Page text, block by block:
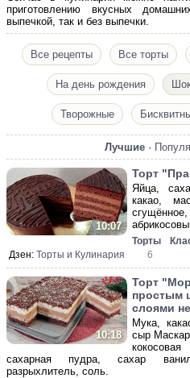
приготовлению вкусных
выпечкой, так и без выпечки.
Все рецепты Все торты
На день рождения
Творожные
Лучшие ·
10:07
Торт
Яйца,
какао,
Торты
Дзен: Торты и Кулинария 6
10:18
Торт
простым
слоями
Мука,
сыр
сахарная пудра, сахар
разрыхлитель, соль.